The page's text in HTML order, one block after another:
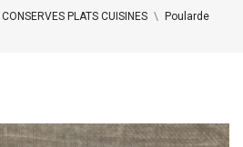
CONSERVES PLATS CUISINES
Poularde